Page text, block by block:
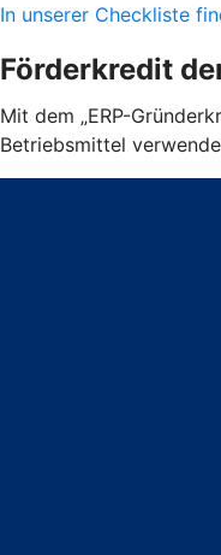
In unserer Checkliste
Förderkredit
Mit dem „ERP-
Betriebsmittel